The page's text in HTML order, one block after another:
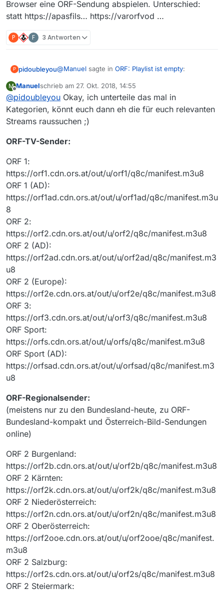
Browser eine ORF-Sendung abspielen. Unterschied:
statt https://apasfils… https://varorfvod …
P F 3 Antworten
P pidoubleyou@Manuel sagte in ORF: Playlist ist empty:
kann ich euch die Links zu den ganzen
Streams hier direkt anhängen
Das wäre hilfreich, denn ich konnte auf der ORF-
Seite nur ORF 1-3 und ORFSport finden.
M
Offline
Manuelschrieb am 27. Okt. 2018, 14:55
zuletzt editiert von
@pidoubleyou Okay, ich unterteile das mal in
Kategorien, könnt euch dann eh die für euch relevanten
Streams raussuchen ;)
ORF-TV-Sender:
ORF 1:
https://orf1.cdn.ors.at/out/u/orf1/q8c/manifest.m3u8
ORF 1 (AD):
https://orf1ad.cdn.ors.at/out/u/orf1ad/q8c/manifest.m3u
8
ORF 2:
https://orf2.cdn.ors.at/out/u/orf2/q8c/manifest.m3u8
ORF 2 (AD):
https://orf2ad.cdn.ors.at/out/u/orf2ad/q8c/manifest.m3
u8
ORF 2 (Europe):
https://orf2e.cdn.ors.at/out/u/orf2e/q8c/manifest.m3u8
ORF 3:
https://orf3.cdn.ors.at/out/u/orf3/q8c/manifest.m3u8
ORF Sport:
https://orfs.cdn.ors.at/out/u/orfs/q8c/manifest.m3u8
ORF Sport (AD):
https://orfsad.cdn.ors.at/out/u/orfsad/q8c/manifest.m3
u8
ORF-Regionalsender:
(meistens nur zu den Bundesland-heute, zu ORF-
Bundesland-kompakt und Österreich-Bild-Sendungen
online)
ORF 2 Burgenland:
https://orf2b.cdn.ors.at/out/u/orf2b/q8c/manifest.m3u8
ORF 2 Kärnten:
https://orf2k.cdn.ors.at/out/u/orf2k/q8c/manifest.m3u8
ORF 2 Niederösterreich:
https://orf2n.cdn.ors.at/out/u/orf2n/q8c/manifest.m3u8
ORF 2 Oberösterreich:
https://orf2ooe.cdn.ors.at/out/u/orf2ooe/q8c/manifest.
m3u8
ORF 2 Salzburg:
https://orf2s.cdn.ors.at/out/u/orf2s/q8c/manifest.m3u8
ORF 2 Steiermark: